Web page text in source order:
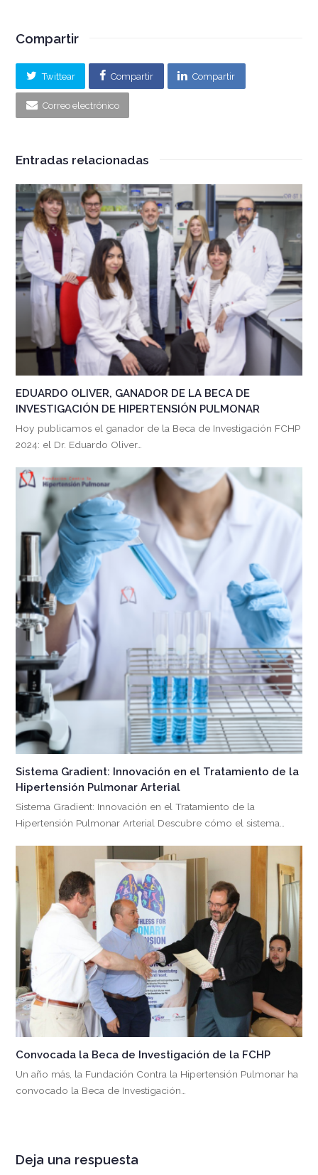
Compartir
Twittear Compartir Compartir
Correo electrónico
Entradas relacionadas
EDUARDO OLIVER, GANADOR DE LA BECA DE
INVESTIGACIÓN DE HIPERTENSIÓN PULMONAR
Hoy publicamos el ganador de la Beca de Investigación FCHP
2024: el Dr. Eduardo Oliver…
Sistema Gradient: Innovación en el Tratamiento de la
Hipertensión Pulmonar Arterial
Sistema Gradient: Innovación en el Tratamiento de la
Hipertensión Pulmonar Arterial Descubre cómo el sistema…
Convocada la Beca de Investigación de la FCHP
Un año más, la Fundación Contra la Hipertensión Pulmonar ha
convocado la Beca de Investigación…
Deja una respuesta